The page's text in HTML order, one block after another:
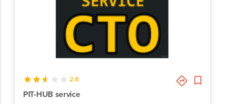
2.6
PIT-HUB service